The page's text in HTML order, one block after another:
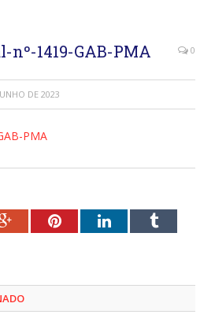
1419-GAB-PMA 0
DE 2023
PMA
Google+PinterestLinkedInTumblr